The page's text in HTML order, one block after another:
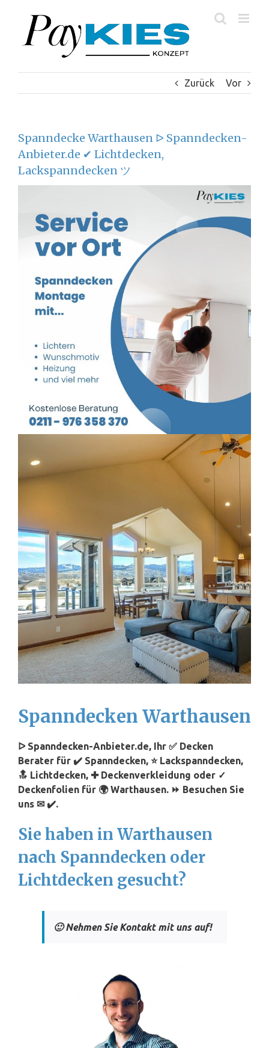
springen
Zurück Vor
Spanndecke Warthausen ᐅ Spanndecken-
Anbieter.de ✔ Lichtdecken,
Lackspanndecken ツ
Spanndecken Warthausen
ᐅ Spanndecken-Anbieter.de, Ihr ✅ Decken
Berater für ✔️ Spanndecken, ⭐ Lackspanndecken,
🔝 Lichtdecken, ✚ Deckenverkleidung oder ✓
Deckenfolien für 🌍 Warthausen. ⏩ Besuchen Sie
uns ✉ ✔️.
Sie haben in Warthausen
nach Spanndecken oder
Lichtdecken gesucht?
🙂 Nehmen Sie Kontakt mit uns auf!